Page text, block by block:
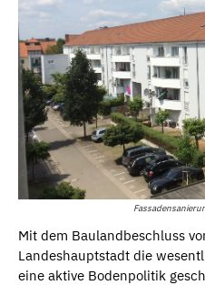
Mit dem Baulandbeschluss
Landeshauptstadt die
eine aktive Bodenpolitik